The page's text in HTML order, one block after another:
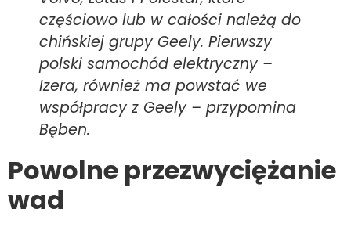
częściowo lub w całości należą do
chińskiej grupy Geely. Pierwszy
polski samochód elektryczny –
Izera, również ma powstać we
współpracy z Geely – przypomina
Bęben.
Powolne przezwyciężanie
wad